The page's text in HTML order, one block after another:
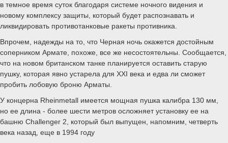
в темное время суток благодаря системе ночного видения и
новому комплексу защиты, который будет распознавать и
ликвидировать противотанковые ракеты противника.
Впрочем, надежды на то, что Черная ночь окажется достойным
соперником Армате, похоже, все же несостоятельны. Сообщается,
что на новом британском танке планируется оставить старую
пушку, которая явно устарела для XXI века и едва ли сможет
пробить лобовую броню Арматы.
У концерна Rheinmetall имеется мощная пушка калибра 130 мм,
но ее длина - более шести метров осложняет установку ее на
башню Challenger 2, который был выпущен, напомним, четверть
века назад, еще в 1994 году